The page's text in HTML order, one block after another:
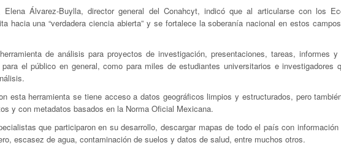
Elena Álvarez-Buylla, director general del Conahcyt, indicó que al articularse con los
hacia una “verdadera ciencia abierta” y se fortalece la soberanía nacional en estos
de análisis para proyectos de investigación, presentaciones, tareas, informes
el público en general, como para miles de estudiantes universitarios e investigadores
esta herramienta se tiene acceso a datos geográficos limpios y estructurados, pero
y con metadatos basados en la Norma Oficial Mexicana.
que participaron en su desarrollo, descargar mapas de todo el país con
escasez de agua, contaminación de suelos y datos de salud, entre muchos otros.